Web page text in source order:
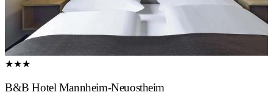
★★★
B&B Hotel Mannheim-Neuostheim